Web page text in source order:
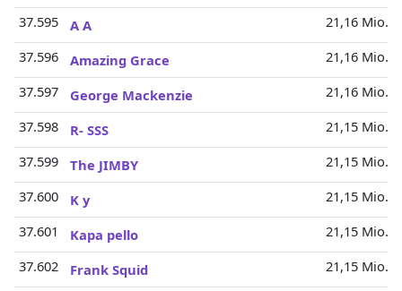
37.595
A A
21,16 Mio.
37.596
Amazing Grace
21,16 Mio.
37.597
George Mackenzie
21,16 Mio.
37.598
R- SSS
21,15 Mio.
37.599
The JIMBY
21,15 Mio.
37.600
K y
21,15 Mio.
37.601
Kapa pello
21,15 Mio.
37.602
Frank Squid
21,15 Mio.